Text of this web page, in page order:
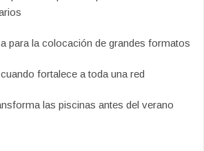
para la colocación de grandes formatos
fortalece a toda una red
las piscinas antes del verano